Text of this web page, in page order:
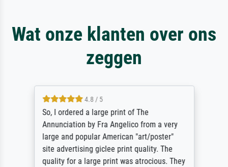
Wat onze klanten over ons
zeggen
4.8 / 5
So, I ordered a large print of The
Annunciation by Fra Angelico from a very
large and popular American "art/poster"
site advertising giclee print quality. The
quality for a large print was atrocious. They